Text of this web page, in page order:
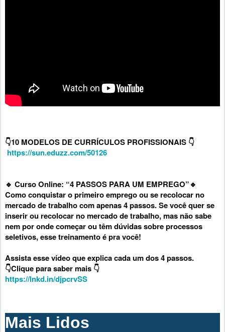
👇10 MODELOS DE CURRÍCULOS PROFISSIONAIS 👇
https://sun.eduzz.com/50126
🔹 Curso Online: “4 PASSOS PARA UM EMPREGO”🔹
Como conquistar o primeiro emprego ou se recolocar no
mercado de trabalho com apenas 4 passos. Se você quer se
inserir ou recolocar no mercado de trabalho, mas não sabe
nem por onde começar ou têm dúvidas sobre processos
seletivos, esse treinamento é pra você!
Assista esse vídeo que explica cada um dos 4 passos.
https://lnkd.in/djpcrvSS
Mais Lidos